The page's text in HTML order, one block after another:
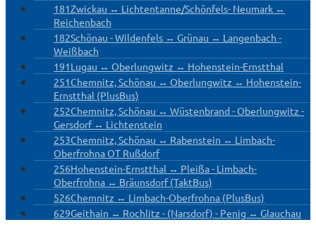
181Zwickau ↔ Lichtentanne/Schönfels- Neumark ↔
Reichenbach
182Schönau - Wildenfels ↔ Grünau ↔ Langenbach -
Weißbach
191Lugau ↔ Oberlungwitz ↔ Hohenstein-Ernstthal
251Chemnitz, Schönau ↔ Oberlungwitz ↔ Hohenstein-
Ernstthal (PlusBus)
252Chemnitz, Schönau ↔ Wüstenbrand - Oberlungwitz -
Gersdorf ↔ Lichtenstein
253Chemnitz, Schönau ↔ Rabenstein ↔ Limbach-
Oberfrohna OT Rußdorf
256Hohenstein-Ernstthal ↔ Pleißa - Limbach-
Oberfrohna ↔ Bräunsdorf (TaktBus)
526Chemnitz ↔ Limbach-Oberfrohna (PlusBus)
629Geithain ↔ Rochlitz - (Narsdorf) - Penig ↔ Glauchau